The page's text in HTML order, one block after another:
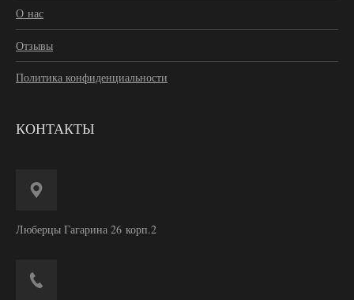
О нас
Отзывы
Политика конфиденциальности
КОНТАКТЫ
Люберцы Гагарина 26 корп.2